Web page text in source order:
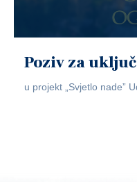
Poziv za
u projekt „Svjetlo nade”